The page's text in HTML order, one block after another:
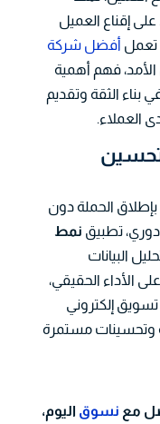
إقناع العميل
تعمل أفضل شركة
فهم أهمية
بناء الثقة وتقديم
العملاء.
الحملة دون
دوري، تطبيق نمط
البيانات
الأداء الحقيقي،
إلكتروني
مستمرة
مع نسوق اليوم،